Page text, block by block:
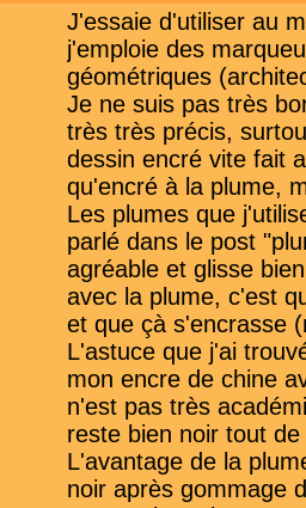
J'essaie d'utiliser au
j'emploie des
géométriques
Je ne suis pas très
très très précis,
dessin encré vite fait
qu'encré à la plume,
Les plumes que
parlé dans le post
agréable et glisse
avec la plume, c'est
et que çà s'encrasse
L'astuce que j'ai
mon encre de chine
n'est pas très
reste bien noir tout
L'avantage de la
noir après gommage